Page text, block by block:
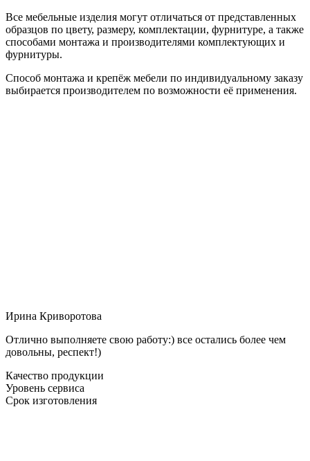
Все мебельные изделия могут отличаться от представленных
образцов по цвету, размеру, комплектации, фурнитуре, а также
способами монтажа и производителями комплектующих и
фурнитуры.
Способ монтажа и крепёж мебели по индивидуальному заказу
выбирается производителем по возможности её применения.
Ирина Криворотова
Отлично выполняете свою работу:) все остались более чем
довольны, респект!)
Качество продукции
Уровень сервиса
Срок изготовления